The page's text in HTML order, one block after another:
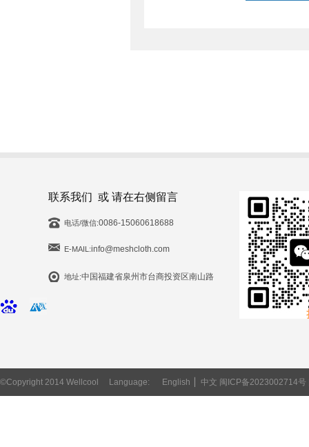
联系我们 或 请在右侧留言
电话/微信:0086-15060618688
E-MAIL:info@meshcloth.com
地址:中国福建省泉州市台商投资区南山路
©Copyright 2014 Wellcool Language: English 中文 闽ICP备2023002714号